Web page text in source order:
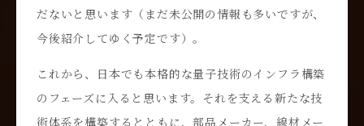
だないと思います（まだ未公開の情報も多いですが、
今後紹介してゆく予定です）。
これから、日本でも本格的な量子技術のインフラ構築
のフェーズに入ると思います。それを支える新たな技
術体系を構築するとともに、部品メーカー、線材メー